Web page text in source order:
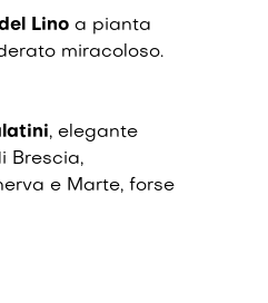
Lino a pianta
miracoloso.
, elegante
Brescia,
e Marte, forse